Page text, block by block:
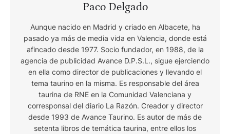
Paco Delgado
Aunque nacido en Madrid y criado en Albacete, ha
pasado ya más de media vida en Valencia, donde está
afincado desde 1977. Socio fundador, en 1988, de la
agencia de publicidad Avance D.P.S.L., sigue ejerciendo
en ella como director de publicaciones y llevando el
tema taurino en la misma. Es responsable del área
taurina de RNE en la Comunidad Valenciana y
corresponsal del diario La Razón. Creador y director
desde 1993 de Avance Taurino. Es autor de más de
setenta libros de temática taurina, entre ellos los